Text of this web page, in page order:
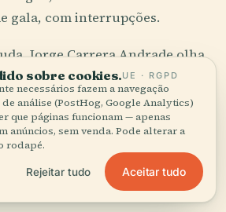
gala, com interrupções.
Jorge Carrera Andrade olha
faz parecer recém-inventado,
esperando a metáfora
sua função privada. Alicia
um humor que corta a
o prazer, e isso é mais raro
sisudas gostam de imaginar.
sobre cookies.UE · RGPD
necessários fazem a navegação
análise (PostHog, Google Analytics)
que páginas funcionam — apenas
anúncios, sem venda. Pode alterar a
rodapé.
Rejeitar tudo Aceitar tudo